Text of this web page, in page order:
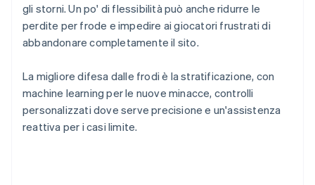
gli storni. Un po' di flessibilità può anche ridurre le
perdite per frode e impedire ai giocatori frustrati di
abbandonare completamente il sito.
La migliore difesa dalle frodi è la stratificazione, con
machine learning per le nuove minacce, controlli
personalizzati dove serve precisione e un'assistenza
reattiva per i casi limite.